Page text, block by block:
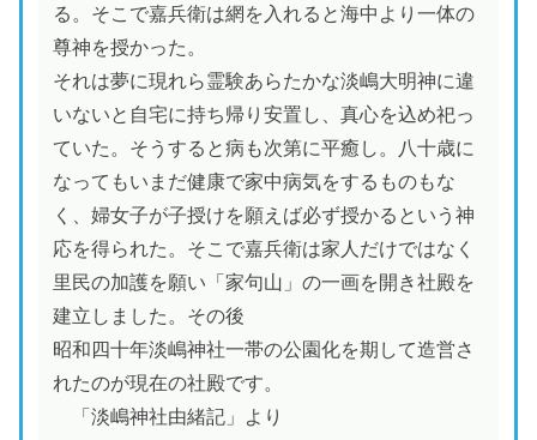
る。そこで嘉兵衛は網を入れると海中より一体の
尊神を授かった。
それは夢に現れら霊験あらたかな淡嶋大明神に違
いないと自宅に持ち帰り安置し、真心を込め祀っ
ていた。そうすると病も次第に平癒し。八十歳に
なってもいまだ健康で家中病気をするものもな
く、婦女子が子授けを願えば必ず授かるという神
応を得られた。そこで嘉兵衛は家人だけではなく
里民の加護を願い「家句山」の一画を開き社殿を
建立しました。その後
昭和四十年淡嶋神社一帯の公園化を期して造営さ
れたのが現在の社殿です。
「淡嶋神社由緒記」より